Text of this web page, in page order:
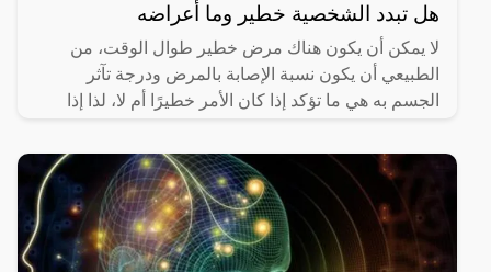
هل تبدد الشخصية خطير وما أعراضه
لا يمكن أن يكون هناك مرض خطير طوال الوقت، من
الطبيعي أن يكون نسبة الإصابة بالمرض ودرجة تآثر
الجسم به هي ما تؤكد إذا كان الأمر خطيرًا أم لا، لذا إذا